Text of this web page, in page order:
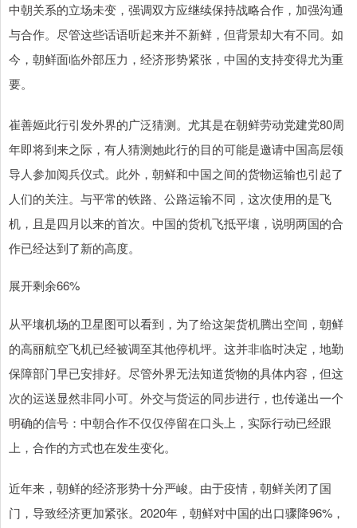
中朝关系的立场未变，强调双方应继续保持战略合作，加强沟通
与合作。尽管这些话语听起来并不新鲜，但背景却大有不同。如
今，朝鲜面临外部压力，经济形势紧张，中国的支持变得尤为重
要。
崔善姬此行引发外界的广泛猜测。尤其是在朝鲜劳动党建党80周
年即将到来之际，有人猜测她此行的目的可能是邀请中国高层领
导人参加阅兵仪式。此外，朝鲜和中国之间的货物运输也引起了
人们的关注。与平常的铁路、公路运输不同，这次使用的是飞
机，且是四月以来的首次。中国的货机飞抵平壤，说明两国的合
作已经达到了新的高度。
展开剩余66%
从平壤机场的卫星图可以看到，为了给这架货机腾出空间，朝鲜
的高丽航空飞机已经被调至其他停机坪。这并非临时决定，地勤
保障部门早已安排好。尽管外界无法知道货物的具体内容，但这
次的运送显然非同小可。外交与货运的同步进行，也传递出一个
明确的信号：中朝合作不仅仅停留在口头上，实际行动已经跟
上，合作的方式也在发生变化。
近年来，朝鲜的经济形势十分严峻。由于疫情，朝鲜关闭了国
门，导致经济更加紧张。2020年，朝鲜对中国的出口骤降96%，